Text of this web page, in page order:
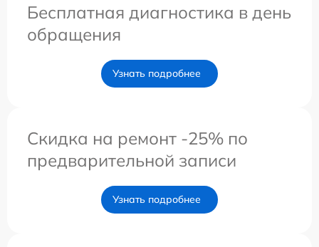
Бесплатная диагностика в день
обращения
Узнать подробнее
Скидка на ремонт -25% по
предварительной записи
Узнать подробнее